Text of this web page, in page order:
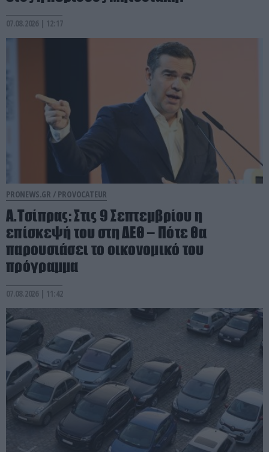
07.08.2026 | 12:17
PRONEWS.GR / PROVOCATEUR
Α.Τσίπρας: Στις 9 Σεπτεμβρίου η
επίσκεψή του στη ΔΕΘ – Πότε θα
παρουσιάσει το οικονομικό του
πρόγραμμα
07.08.2026 | 11:42